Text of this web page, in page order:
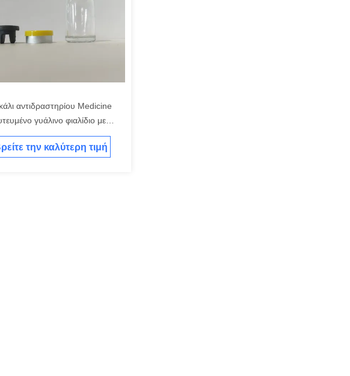
αντιδραστηρίου Medicine
γυάλινο φιαλίδιο με
την καλύτερη τιμή